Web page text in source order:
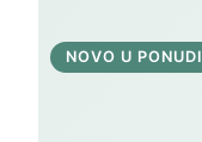
NOVO U PONUDI